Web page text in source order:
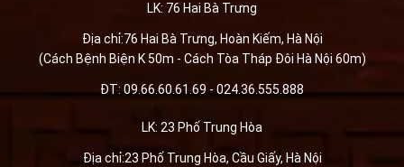
LK: 76 Hai Bà Trưng
Địa chỉ:76 Hai Bà Trưng, Hoàn Kiếm, Hà Nội
(Cách Bệnh Biện K 50m - Cách Tòa Tháp Đôi Hà Nội 60m)
ĐT: 09.66.60.61.69 - 024.36.555.888
LK: 23 Phố Trung Hòa
Địa chỉ:23 Phố Trung Hòa, Cầu Giấy, Hà Nội